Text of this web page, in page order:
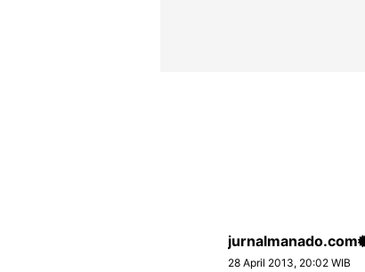
jurnalmanado.com
28 April 2013, 20:02 WIB